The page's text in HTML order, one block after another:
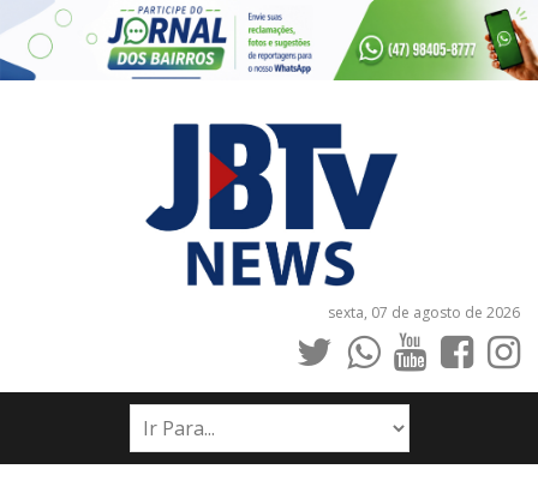
sexta, 07 de agosto de 2026
INÍCIO
NOTÍCIAS